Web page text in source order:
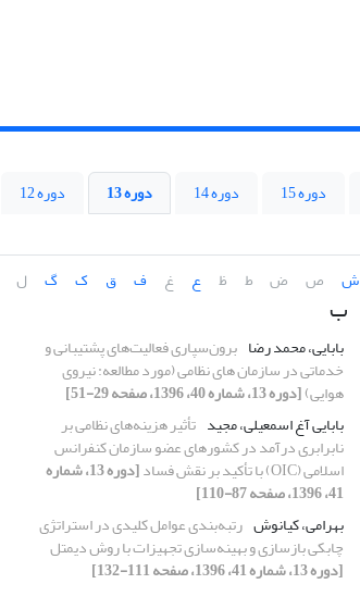
دوره 15 دوره 14 دوره 13 دوره 12
ش ص ض ط ظ ع غ ف ق ک گ ل
ب
بابایی، محمد رضا برون‌سپاری فعالیت‌های پشتیبانی و
خدماتی در سازمان های نظامی (مورد مطالعه: نیروی
هوایی)[دوره 13، شماره 40، 1396، صفحه 29-51]
بابایی آغ اسمعیلی، مجید تأثیر هزینه‌های نظامی بر
نابرابری درآمد در کشورهای عضو سازمان کنفرانس
اسلامی (OIC) با تأکید بر نقش فساد [دوره 13، شماره
41، 1396، صفحه 87-110]
بهرامی، کیانوش رتبه‌بندی عوامل کلیدی در استراتژی
چابکی بازسازی و بهینه‌سازی تجهیزات با روش دیمتل
[دوره 13، شماره 41، 1396، صفحه 111-132]